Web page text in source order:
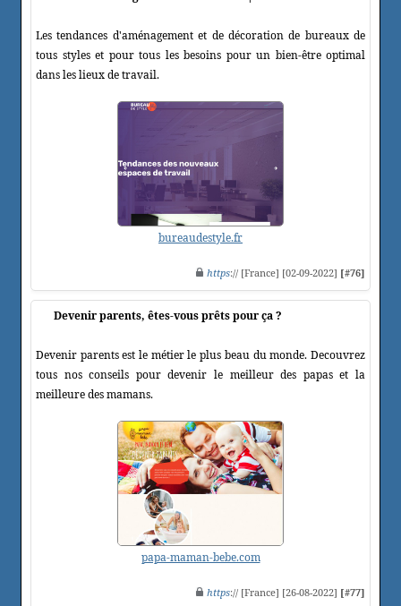
Les tendances d'aménagement et de décoration de bureaux de
tous styles et pour tous les besoins pour un bien-être optimal
dans les lieux de travail.
bureaudestyle.fr
https:// [France] [02-09-2022] [#76]
Devenir parents, êtes-vous prêts pour ça ?
Devenir parents est le métier le plus beau du monde. Decouvrez
tous nos conseils pour devenir le meilleur des papas et la
meilleure des mamans.
papa-maman-bebe.com
https:// [France] [26-08-2022] [#77]